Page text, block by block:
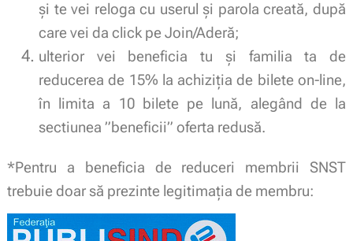
și te vei reloga cu userul și parola creată, după
care vei da click pe Join/Aderă;
ulterior vei beneficia tu și familia ta de
reducerea de 15% la achiziția de bilete on-line,
în limita a 10 bilete pe lună, alegând de la
sectiunea ”beneficii” oferta redusă.
*Pentru a beneficia de reduceri membrii SNST
trebuie doar să prezinte legitimaţia de membru: